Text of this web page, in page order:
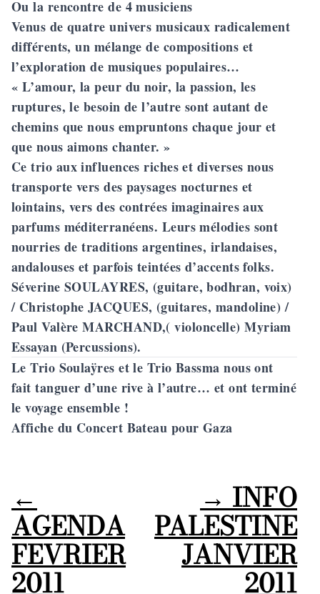
Ou la rencontre de 4 musiciens
Venus de quatre univers musicaux radicalement
différents, un mélange de compositions et
l’exploration de musiques populaires…
« L’amour, la peur du noir, la passion, les
ruptures, le besoin de l’autre sont autant de
chemins que nous empruntons chaque jour et
que nous aimons chanter. »
Ce trio aux influences riches et diverses nous
transporte vers des paysages nocturnes et
lointains, vers des contrées imaginaires aux
parfums méditerranéens. Leurs mélodies sont
nourries de traditions argentines, irlandaises,
andalouses et parfois teintées d’accents folks.
Séverine SOULAYRES, (guitare, bodhran, voix)
/ Christophe JACQUES, (guitares, mandoline) /
Paul Valère MARCHAND,( violoncelle) Myriam
Essayan (Percussions).
Le Trio Soulaÿres et le Trio Bassma nous ont
fait tanguer d’une rive à l’autre… et ont terminé
le voyage ensemble !
Affiche du Concert Bateau pour Gaza
←
AGENDA
FEVRIER
2011
→INFO
PALESTINE
JANVIER
2011